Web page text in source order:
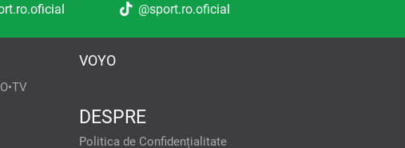
@sport.ro.oficial
VOYO
DESPRE
Politica de Confidențialitate
datele pentru a oferi: